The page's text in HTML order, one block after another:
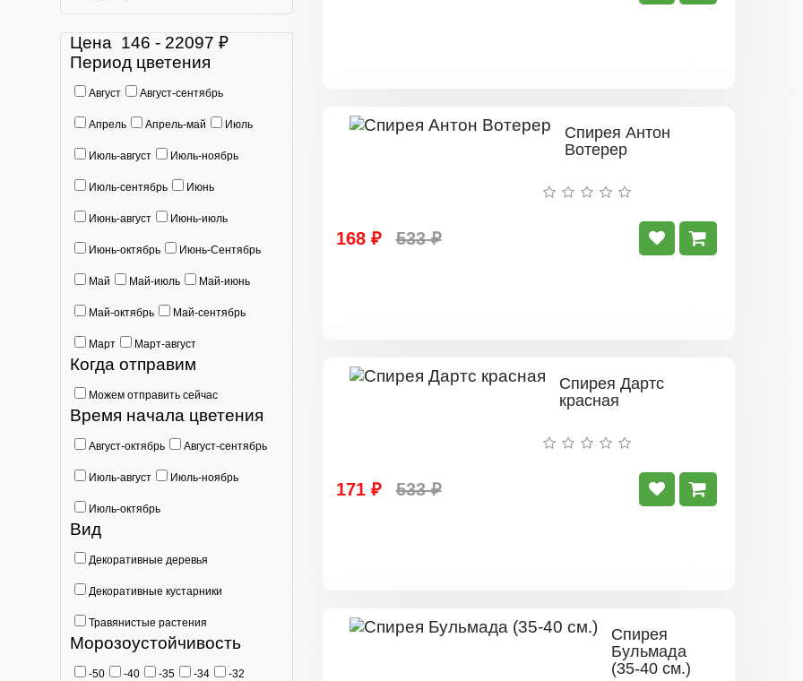
Цена 146 - 22097 ₽
Период цветения
Август Август-сентябрь
Апрель Апрель-май Июль
Июль-август Июль-ноябрь
Июль-сентябрь Июнь
Июнь-август Июнь-июль
Июнь-октябрь Июнь-Сентябрь
Май Май-июль Май-июнь
Май-октябрь Май-сентябрь
Март Март-август
Когда отправим
Можем отправить сейчас
Время начала цветения
Август-октябрь Август-сентябрь
Июль-август Июль-ноябрь
Июль-октябрь
Вид
Декоративные деревья
Декоративные кустарники
Травянистые растения
Морозоустойчивость
-50 -40 -35 -34 -32
Спирея Антон
Вотерер
168 ₽ 533 ₽
Спирея Дартс
красная
171 ₽ 533 ₽
Спирея
Бульмада
(35-40 см.)